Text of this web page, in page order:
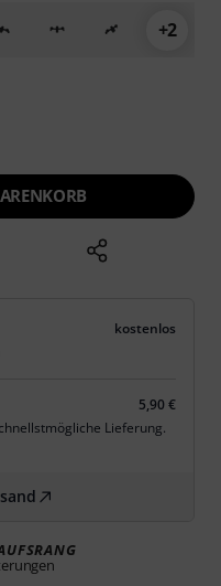
+2
kostenlos
5,90 €
Lieferung.